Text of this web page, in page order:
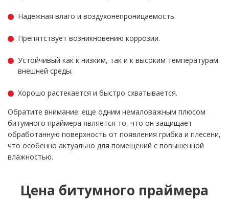
Надежная влаго и воздухонепроницаемость.
Препятствует возникновению коррозии.
Устойчивый как к низким, так и к высоким температурам
внешней среды.
Хорошо растекается и быстро схватывается.
Обратите внимание: еще одним немаловажным плюсом
битумного праймера является то, что он защищает
обработанную поверхность от появления грибка и плесени,
что особенно актуально для помещений с повышенной
влажностью.
Цена битумного праймера